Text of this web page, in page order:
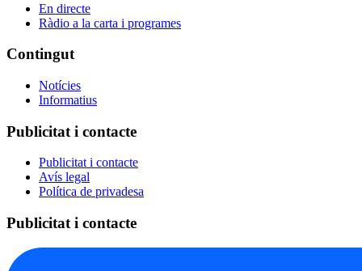
En directe
Ràdio a la carta i programes
Contingut
Notícies
Informatius
Publicitat i contacte
Publicitat i contacte
Avís legal
Política de privadesa
Publicitat i contacte